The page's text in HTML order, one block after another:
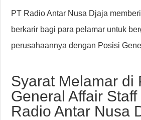
PT Radio Antar Nusa Djaja
berkarir bagi para pelamar untuk
perusahaannya dengan Posisi
Syarat Melamar di
General Affair Staff
Radio Antar Nusa